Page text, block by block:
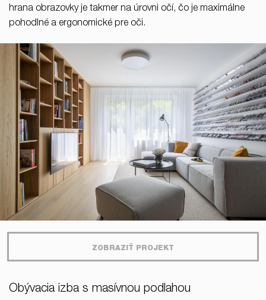
hrana obrazovky je takmer na úrovni očí, čo je maximálne
pohodlné a ergonomické pre oči.
ZOBRAZIŤ PROJEKT
Obývacia izba s masívnou podlahou